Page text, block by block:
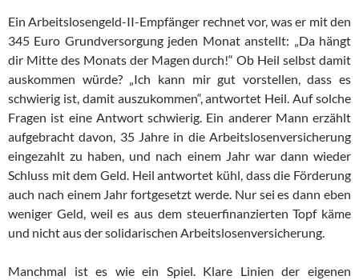
Ein Arbeitslosengeld-II-Empfänger rechnet vor, was er mit den
345 Euro Grundversorgung jeden Monat anstellt: „Da hängt
dir Mitte des Monats der Magen durch!“ Ob Heil selbst damit
auskommen würde? „Ich kann mir gut vorstellen, dass es
schwierig ist, damit auszukommen“, antwortet Heil. Auf solche
Fragen ist eine Antwort schwierig. Ein anderer Mann erzählt
aufgebracht davon, 35 Jahre in die Arbeitslosenversicherung
eingezahlt zu haben, und nach einem Jahr war dann wieder
Schluss mit dem Geld. Heil antwortet kühl, dass die Förderung
auch nach einem Jahr fortgesetzt werde. Nur sei es dann eben
weniger Geld, weil es aus dem steuerfinanzierten Topf käme
und nicht aus der solidarischen Arbeitslosenversicherung.
Manchmal ist es wie ein Spiel. Klare Linien der eigenen